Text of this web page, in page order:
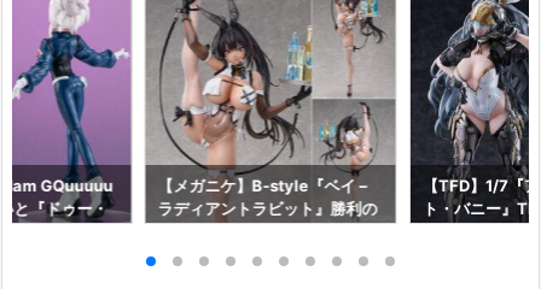
GQuuuuu
と『ドゥー・
【メガニケ】B-style『ベイ –
ラディアントラビット』勝利の
約【フリーイング】より2026
【TFD】1/7『
ト・バニー』